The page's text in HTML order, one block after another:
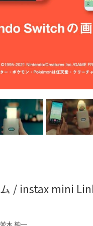
/ instax mini